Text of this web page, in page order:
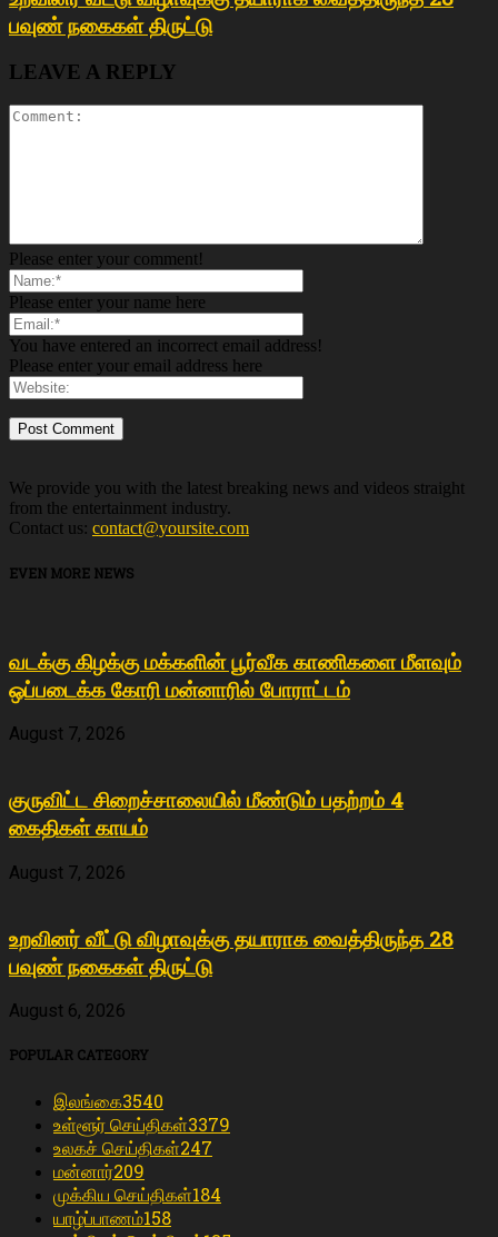
பவுண் நகைகள் திருட்டு
LEAVE A REPLY
Please enter your comment!
Please enter your name here
You have entered an incorrect email address!
Please enter your email address here
We provide you with the latest breaking news and videos straight
from the entertainment industry.
Contact us: contact@yoursite.com
EVEN MORE NEWS
வடக்கு கிழக்கு மக்களின் பூர்வீக காணிகளை மீளவும்
ஒப்படைக்க கோரி மன்னாரில் போராட்டம்
August 7, 2026
குருவிட்ட சிறைச்சாலையில் மீண்டும் பதற்றம் 4
கைதிகள் காயம்
August 7, 2026
உறவினர் வீட்டு விழாவுக்கு தயாராக வைத்திருந்த 28
பவுண் நகைகள் திருட்டு
August 6, 2026
POPULAR CATEGORY
இலங்கை3540
உள்ளூர் செய்திகள்3379
உலகச் செய்திகள்247
மன்னார்209
முக்கிய செய்திகள்184
யாழ்ப்பாணம்158